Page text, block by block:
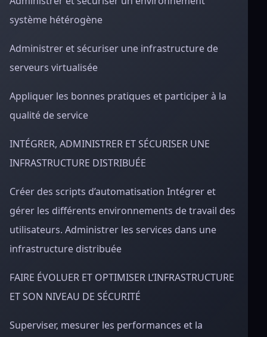
système hétérogène
Administrer et sécuriser une infrastructure de
serveurs virtualisée
Appliquer les bonnes pratiques et participer à la
qualité de service
INTÉGRER, ADMINISTRER ET SÉCURISER UNE
INFRASTRUCTURE DISTRIBUÉE
Créer des scripts d’automatisation Intégrer et
gérer les différents environnements de travail des
utilisateurs. Administrer les services dans une
infrastructure distribuée
FAIRE ÉVOLUER ET OPTIMISER L’INFRASTRUCTURE
ET SON NIVEAU DE SÉCURITÉ
Superviser, mesurer les performances et la